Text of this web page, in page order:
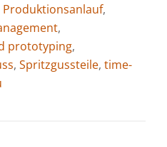
Produktionsanlauf,
,
prototyping,
, Spritzgussteile, time-